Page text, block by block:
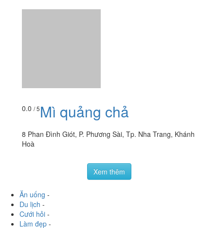
0.0 / 5Mì quảng chả
8 Phan Đình Giót, P. Phương Sài, Tp. Nha Trang, Khánh
Hoà
Xem thêm
Ăn uống -
Du lịch -
Cưới hỏi -
Làm đẹp -